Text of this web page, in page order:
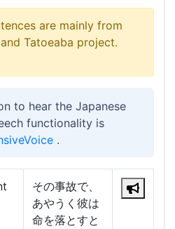
are mainly from
Tatoeaba project.
to hear the Japanese
functionality is
.
その事故で、
あやうく彼は
命を落とすと